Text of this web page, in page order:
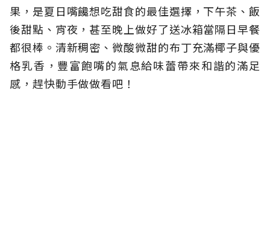
果，是夏日嘴饞想吃甜食的最佳選擇，下午茶、飯
後甜點、宵夜，甚至晚上做好了送冰箱當隔日早餐
都很棒。清新稠密、微酸微甜的布丁充滿椰子與優
格乳香，豐富飽嘴的氣息給味蕾帶來和諧的滿足
感，趕快動手做做看吧！